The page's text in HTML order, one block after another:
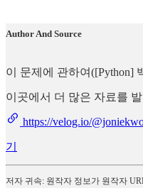
Author And Source
이 문제에 관하여([Python]
이곳에서 더 많은 자료를
https://velog.io/
기
저자 귀속: 원작자 정보가 원작자